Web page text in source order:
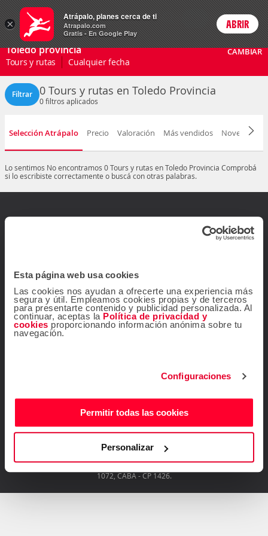
Esta página web usa cookies
Las cookies nos ayudan a ofrecerte una experiencia más
segura y útil. Empleamos cookies propias y de terceros
para presentarte contenido y publicidad personalizada. Al
continuar, aceptas la Política de privacidad y
cookies proporcionando información anónima sobre tu
navegación.
Configuraciones
Permitir todas las cookies
Personalizar
Actividades Precios enPeso
ARSCambiar moneda
Login
Toledo provincia
Tours y rutas Cualquier fecha
CAMBIAR
Filtrar 0 Tours y rutas en Toledo Provincia
0filtros aplicados
Selección Atrápalo Precio Valoración Más vendidos Novedad
Lo sentimos No encontramos 0 Tours y rutas en Toledo Provincia Comprobá
si lo escribiste correctamente o buscá con otras palabras.
¿Dudas? Contactanos
Contacta con nosotros
app de Atrápalo
Operador Responsable ATRÁPALO Legajo 15.735 Atrápalo SRL Cabildo
1072, CABA - CP 1426.
×
Atrápalo, planes cerca de ti
Atrapalo.com
Gratis - En Google Play
ABRIR